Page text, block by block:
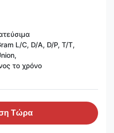
L/C, D/A, D/P, T/T,
το χρόνο
Τώρα